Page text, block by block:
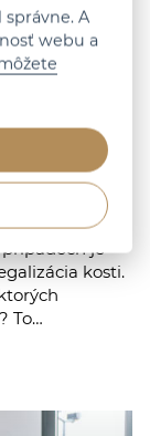
11. 3. 2021
no nie
je
kosti.
To…
A
webu a